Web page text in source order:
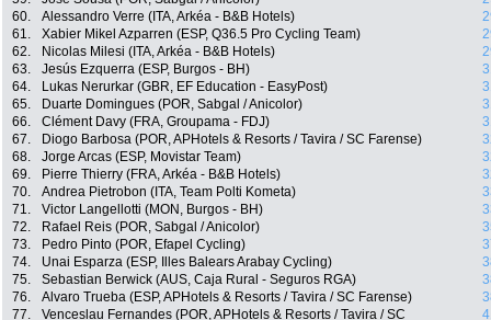
60.
Alessandro Verre (ITA, Arkéa - B&B Hotels)
61.
Xabier Mikel Azparren (ESP, Q36.5 Pro Cycling Team)
62.
Nicolas Milesi (ITA, Arkéa - B&B Hotels)
63.
Jesús Ezquerra (ESP, Burgos - BH)
64.
Lukas Nerurkar (GBR, EF Education - EasyPost)
65.
Duarte Domingues (POR, Sabgal / Anicolor)
66.
Clément Davy (FRA, Groupama - FDJ)
67.
Diogo Barbosa (POR, APHotels & Resorts / Tavira / SC Farense)
68.
Jorge Arcas (ESP, Movistar Team)
69.
Pierre Thierry (FRA, Arkéa - B&B Hotels)
70.
Andrea Pietrobon (ITA, Team Polti Kometa)
71.
Victor Langellotti (MON, Burgos - BH)
72.
Rafael Reis (POR, Sabgal / Anicolor)
73.
Pedro Pinto (POR, Efapel Cycling)
74.
Unai Esparza (ESP, Illes Balears Arabay Cycling)
75.
Sebastian Berwick (AUS, Caja Rural - Seguros RGA)
76.
Alvaro Trueba (ESP, APHotels & Resorts / Tavira / SC Farense)
77.
Venceslau Fernandes (POR, APHotels & Resorts / Tavira / SC